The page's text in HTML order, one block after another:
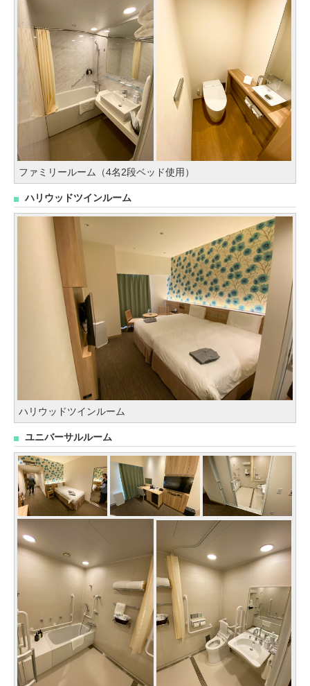
ファミリールーム（4名2段ベッド使用）
ハリウッドツインルーム
ハリウッドツインルーム
ユニバーサルルーム